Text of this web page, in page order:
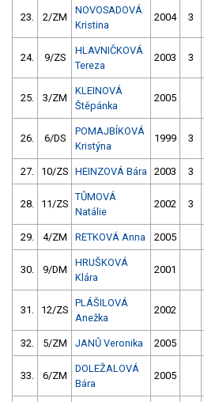
23. 2/ZM
NOVOSADOVÁ
Kristina
2004 3
24. 9/ZS
HLAVNIČKOVÁ
Tereza
2003 3
25. 3/ZM
KLEINOVÁ
Štěpánka
2005
26. 6/DS
POMAJBÍKOVÁ
Kristýna
1999 3
27. 10/ZS HEINZOVÁ Bára 2003 3
28. 11/ZS
TŮMOVÁ
Natálie
2002 3
29. 4/ZM RETKOVÁ Anna 2005
30. 9/DM
HRUŠKOVÁ
Klára
2001
31. 12/ZS
PLÁŠILOVÁ
Anežka
2002
32. 5/ZM JANŮ Veronika 2005
33. 6/ZM
DOLEŽALOVÁ
Bára
2005